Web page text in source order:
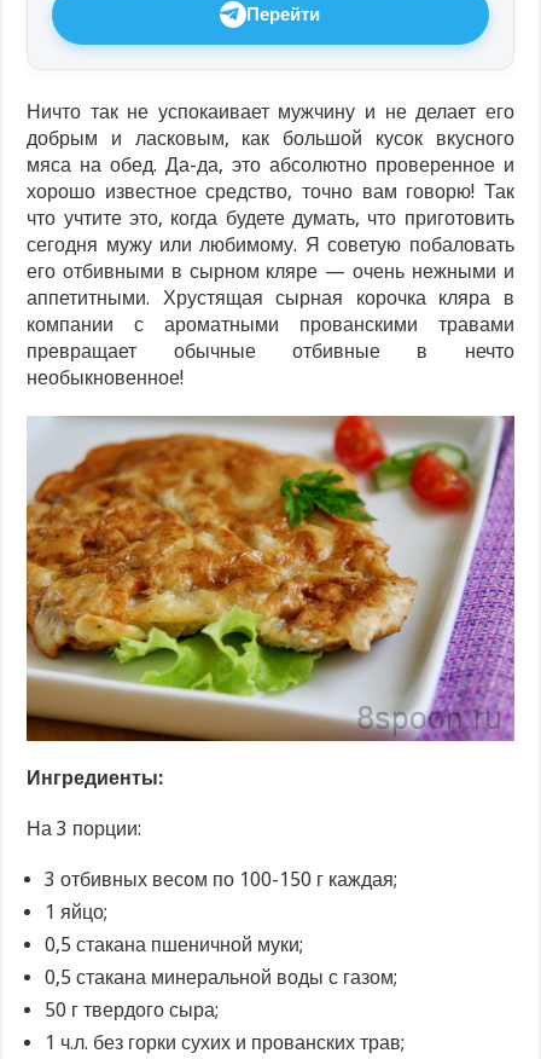
Перейти
Ничто так не успокаивает мужчину и не делает его
добрым и ласковым, как большой кусок вкусного
мяса на обед. Да-да, это абсолютно проверенное и
хорошо известное средство, точно вам говорю! Так
что учтите это, когда будете думать, что приготовить
сегодня мужу или любимому. Я советую побаловать
его отбивными в сырном кляре — очень нежными и
аппетитными. Хрустящая сырная корочка кляра в
компании с ароматными прованскими травами
превращает обычные отбивные в нечто
необыкновенное!
Ингредиенты:
На 3 порции:
3 отбивных весом по 100-150 г каждая;
1 яйцо;
0,5 стакана пшеничной муки;
0,5 стакана минеральной воды с газом;
50 г твердого сыра;
1 ч.л. без горки сухих и прованских трав;